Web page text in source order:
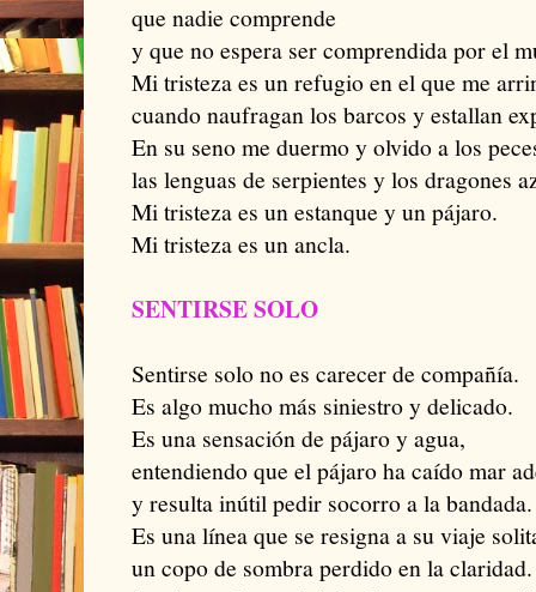
que nadie comprende
y que no espera ser comprendida por el
Mi tristeza es un refugio en el que me
cuando naufragan los barcos y estallan
En su seno me duermo y olvido a los
las lenguas de serpientes y los dragones
Mi tristeza es un estanque y un pájaro.
Mi tristeza es un ancla.
SENTIRSE SOLO
Sentirse solo no es carecer de compañía.
Es algo mucho más siniestro y delicado.
Es una sensación de pájaro y agua,
entendiendo que el pájaro ha caído mar
y resulta inútil pedir socorro a la bandada.
Es una línea que se resigna a su viaje
un copo de sombra perdido en la claridad.